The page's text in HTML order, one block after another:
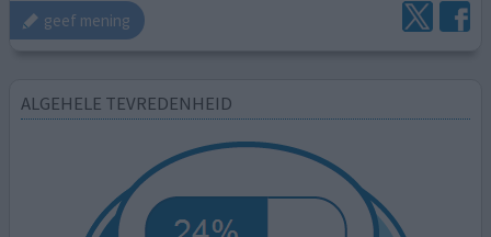
geef mening
ALGEHELE TEVREDENHEID